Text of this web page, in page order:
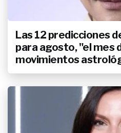
Las 12 predicciones
para agosto, "el mes
movimientos